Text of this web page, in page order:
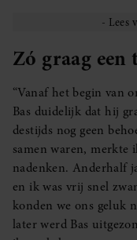
Zó graag een
“Vanaf het begin van
Bas duidelijk dat hij
destijds nog geen
samen waren, merkte
nadenken. Anderhalf
en ik was vrij snel
konden we ons geluk
later werd Bas